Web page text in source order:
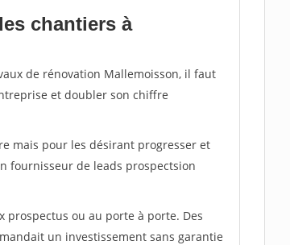
chantiers à
de rénovation Mallemoisson, il faut
et doubler son chiffre
mais pour les désirant progresser et
fournisseur de leads prospectsion
ou au porte à porte. Des
un investissement sans garantie